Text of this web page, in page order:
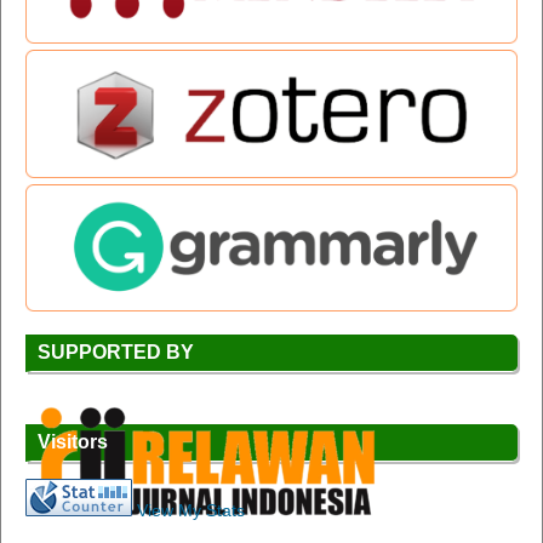
SUPPORTED BY
Visitors
View My Stats